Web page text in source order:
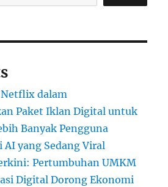
dalam
Paket Iklan Digital untuk
Banyak Pengguna
yang Sedang Viral
Pertumbuhan UMKM
Digital Dorong Ekonomi